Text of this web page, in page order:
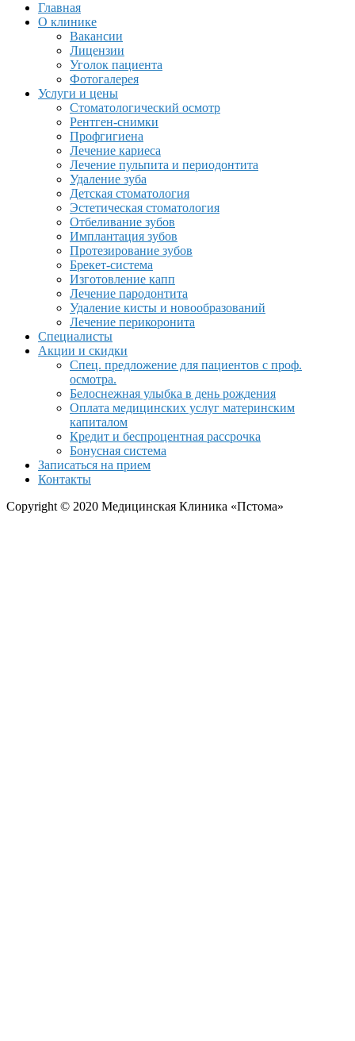
Главная
О клинике
Вакансии
Лицензии
Уголок пациента
Фотогалерея
Услуги и цены
Стоматологический осмотр
Рентген-снимки
Профгигиена
Лечение кариеса
Лечение пульпита и периодонтита
Удаление зуба
Детская стоматология
Эстетическая стоматология
Отбеливание зубов
Имплантация зубов
Протезирование зубов
Брекет-система
Изготовление капп
Лечение пародонтита
Удаление кисты и новообразований
Лечение перикоронита
Специалисты
Акции и скидки
Спец. предложение для пациентов с проф.
осмотра.
Белоснежная улыбка в день рождения
Оплата медицинских услуг материнским
капиталом
Кредит и беспроцентная рассрочка
Бонусная система
Записаться на прием
Контакты
Copyright © 2020 Медицинская Клиника «Пстома»